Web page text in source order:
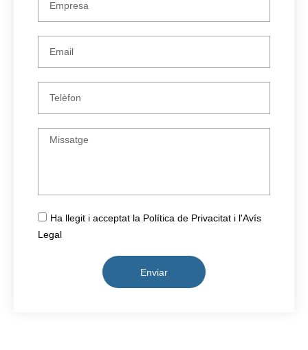
Ha llegit i acceptat la Política de Privacitat i l'Avís
Legal
Enviar